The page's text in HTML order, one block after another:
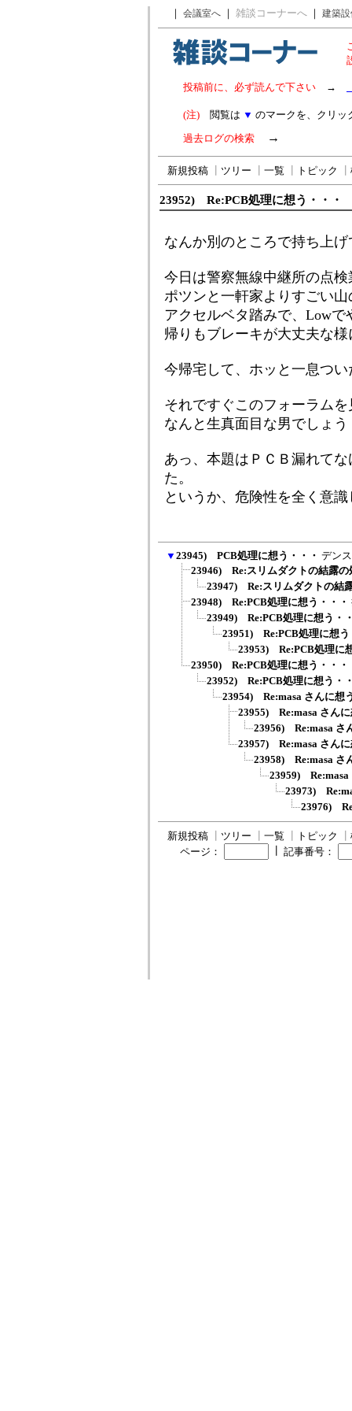
｜ 会議室へ ｜ 雑談コーナーへ ｜ 建築
投稿前に、必ず読んで下さい →
(注) 閲覧は ▼ のマークを、クリッ
過去ログの検索 →
新規投稿 ツリー 一覧 トピック
23952) Re:PCB処理に想う・・・
なんか別のところで持ち上
今日は警察無線中継所の点
ポツンと一軒家よりすごい
アクセルベタ踏みで、Lowで
帰りもブレーキが大丈夫な
今帰宅して、ホッと一息つ
それですぐこのフォーラム
なんと生真面目な男でしょ
あっ、本題はＰＣＢ漏れて
た。
というか、危険性を全く意
▼ 23945) PCB処理に想う・・・ デン
23946) Re:スリムダクトの結露の
23947) Re:スリムダクトの結
23948) Re:PCB処理に想う・・・
23949) Re:PCB処理に想う・
23951) Re:PCB処理に想う
23953) Re:PCB処理に
23950) Re:PCB処理に想う・・・
23952) Re:PCB処理に想う・
23954) Re:masa さんに想
23955) Re:masa さん
23956) Re:masa さ
23957) Re:masa さん
23958) Re:masa さ
23959) Re:masa
23973)
23976)
新規投稿 ツリー 一覧 トピック
ページ：
記事番号：